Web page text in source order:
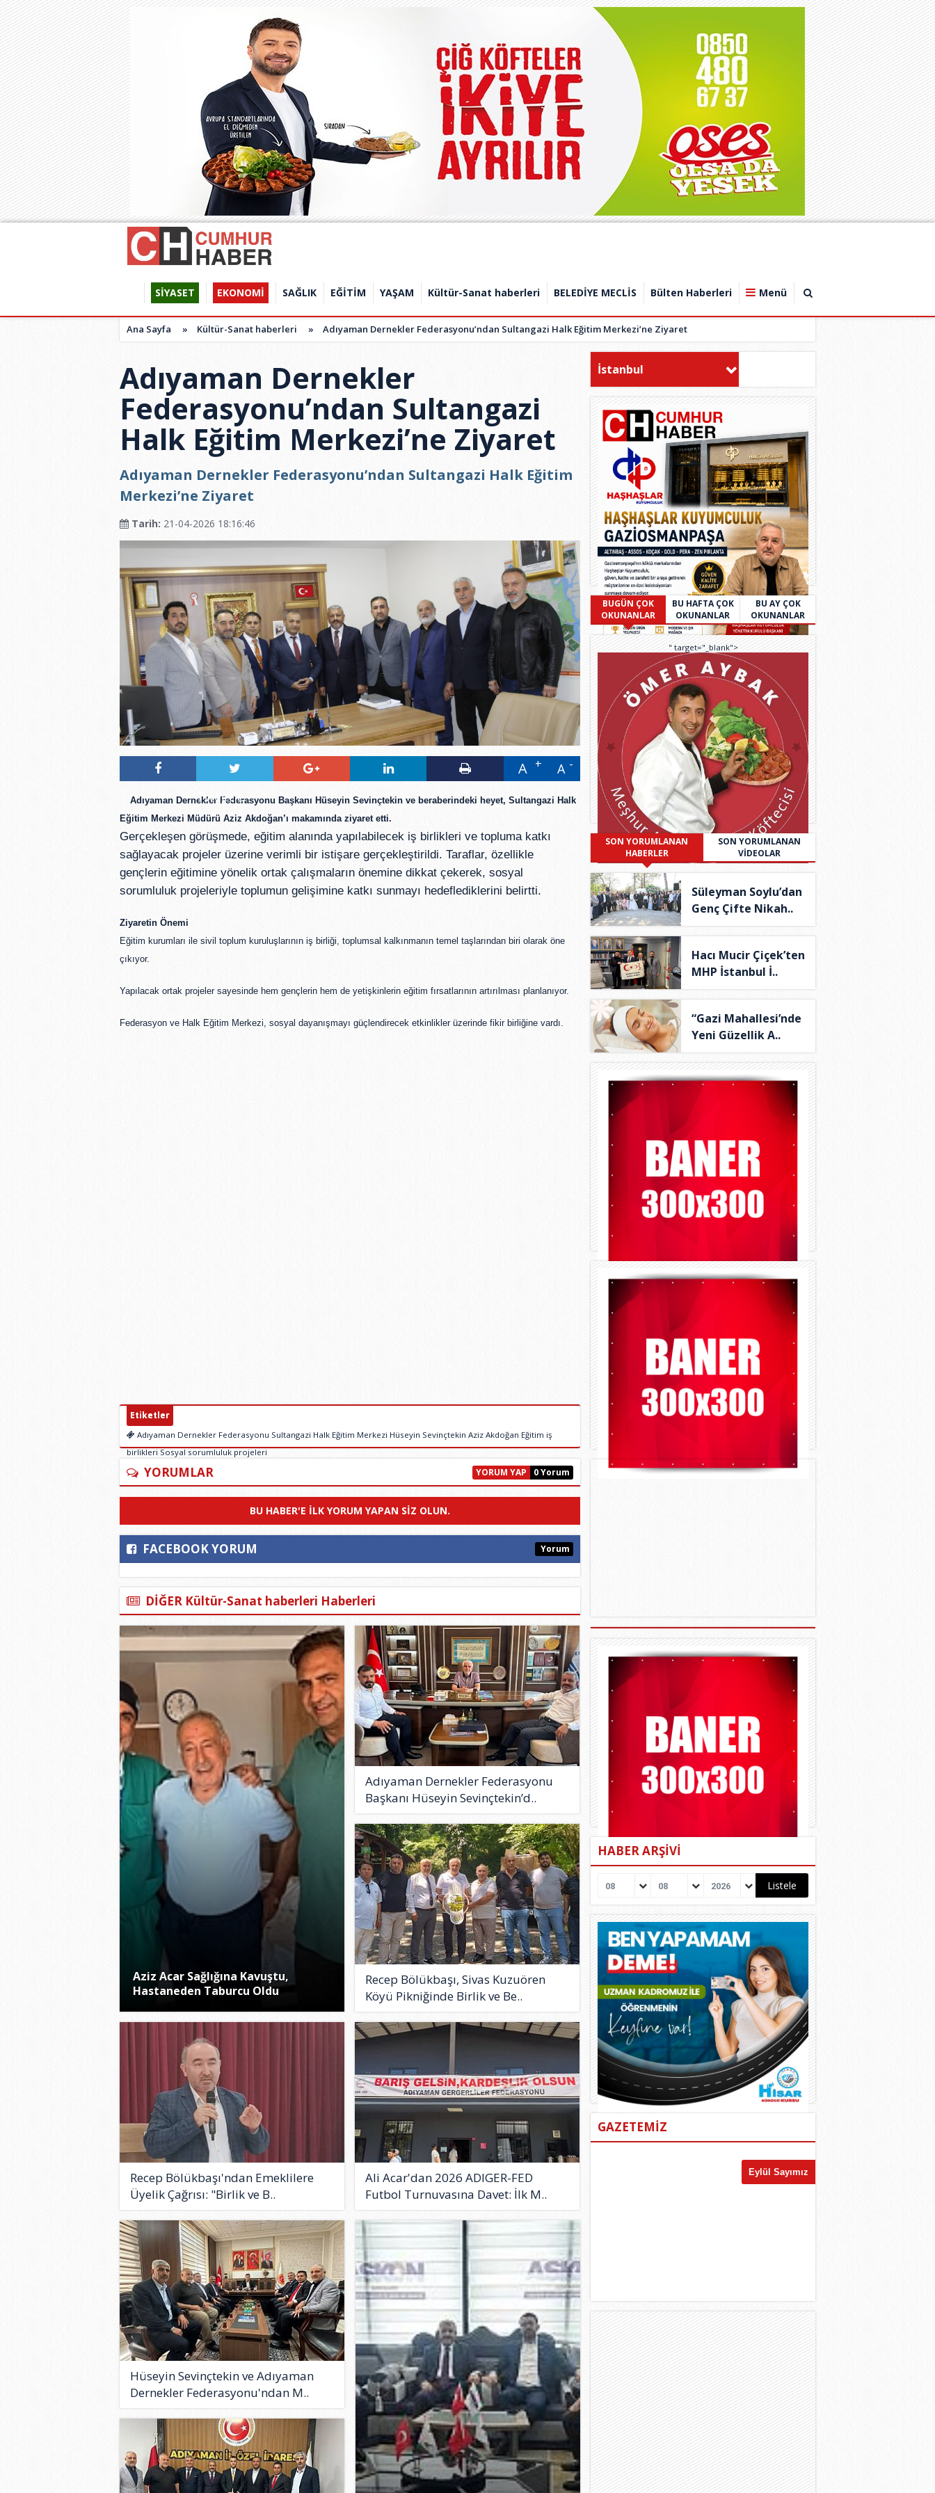
SİYASET EKONOMİ SAĞLIK EĞİTİM YAŞAM Kültür-Sanat haberleri BELEDİYE MECLİS Bülten Haberleri Menü
Ana Sayfa » Kültür-Sanat haberleri » Adıyaman Dernekler Federasyonu’ndan Sultangazi Halk Eğitim Merkezi’ne Ziyaret
Adıyaman Dernekler
Federasyonu’ndan Sultangazi
Halk Eğitim Merkezi’ne Ziyaret
Adıyaman Dernekler Federasyonu’ndan Sultangazi Halk Eğitim
Merkezi’ne Ziyaret
Tarih: 21-04-2026 18:16:46
Tweetle
A A
Adıyaman Dernekler Federasyonu Başkanı Hüseyin Sevinçtekin ve beraberindeki heyet, Sultangazi Halk
Eğitim Merkezi Müdürü Aziz Akdoğan’ı makamında ziyaret etti.
Gerçekleşen görüşmede, eğitim alanında yapılabilecek iş birlikleri ve topluma katkı
sağlayacak projeler üzerine verimli bir istişare gerçekleştirildi. Taraflar, özellikle
gençlerin eğitimine yönelik ortak çalışmaların önemine dikkat çekerek, sosyal
sorumluluk projeleriyle toplumun gelişimine katkı sunmayı hedeflediklerini belirtti.
Ziyaretin Önemi
Eğitim kurumları ile sivil toplum kuruluşlarının iş birliği, toplumsal kalkınmanın temel taşlarından biri olarak öne
çıkıyor.
Yapılacak ortak projeler sayesinde hem gençlerin hem de yetişkinlerin eğitim fırsatlarının artırılması planlanıyor.
Federasyon ve Halk Eğitim Merkezi, sosyal dayanışmayı güçlendirecek etkinlikler üzerinde fikir birliğine vardı.
Etiketler
Adıyaman Dernekler Federasyonu Sultangazi Halk Eğitim Merkezi Hüseyin Sevinçtekin Aziz Akdoğan Eğitim iş
birlikleri Sosyal sorumluluk projeleri
YORUMLAR 0 Yorum
YORUM YAP
BU HABER'E ILK YORUM YAPAN SIZ OLUN.
FACEBOOK YORUM Yorum
DİĞER Kültür-Sanat haberleri Haberleri
Aziz Acar Sağlığına Kavuştu,
Hastaneden Taburcu Oldu
Adıyaman Dernekler Federasyonu
Başkanı Hüseyin Sevinçtekin’d..
Recep Bölükbaşı, Sivas Kuzuören
Köyü Pikniğinde Birlik ve Be..
Recep Bölükbaşı'ndan Emeklilere
Üyelik Çağrısı: "Birlik ve B..
Ali Acar'dan 2026 ADIGER-FED
Futbol Turnuvasına Davet: İlk M..
Hüseyin Sevinçtekin ve Adıyaman
Dernekler Federasyonu'ndan M..
İstanbul
BUGÜN ÇOK
OKUNANLAR
BU HAFTA ÇOK
OKUNANLAR
BU AY ÇOK
OKUNANLAR
" target="_blank">
SON YORUMLANAN
HABERLER
SON YORUMLANAN
VİDEOLAR
Süleyman Soylu’dan
Genç Çifte Nikah..
Hacı Mucir Çiçek’ten
MHP İstanbul İ..
“Gazi Mahallesi’nde
Yeni Güzellik A..
HABER ARŞİVİ
08 08 2026
GAZETEMİZ